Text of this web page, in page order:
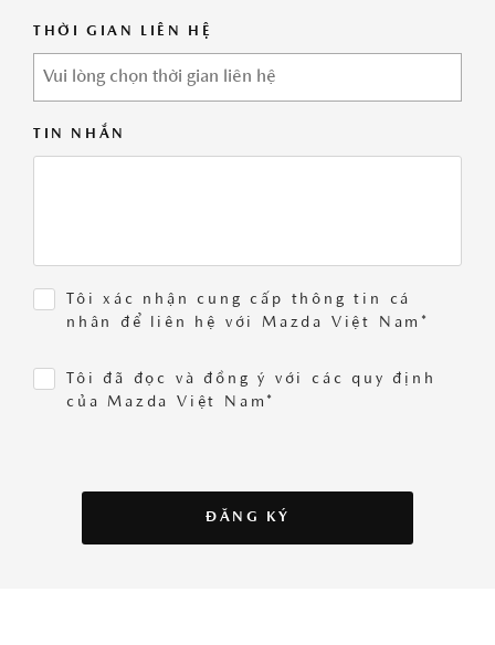
THỜI GIAN LIÊN HỆ
TIN NHẮN
Tôi xác nhận cung cấp thông tin cá
nhân để liên hệ với Mazda Việt Nam*
Tôi đã đọc và đồng ý với các quy định
của Mazda Việt Nam*
ĐĂNG KÝ